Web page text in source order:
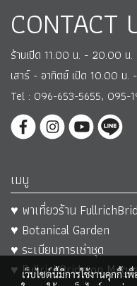
CONTACT
ร้านเปิด 11.00 น. - 20.00 น
เสาร์ - อาทิตย์ เปิด 10.00 น
Tel : 096-653-5655, 095-
เมนู
♥ พาเที่ยวร้าน
♥ Botanical Garden
♥ ระเบียบการเช่าชุด
♥ FullrichBride on
เว็บไซต์นี้มีการใช้งานคุกกี้